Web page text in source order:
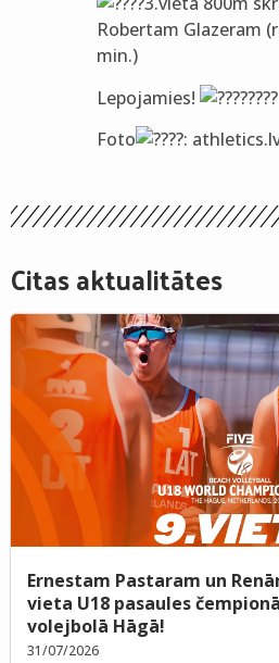
Robertam Glazeram
min.)
Lepojamies!
Foto
:
Citas aktualitātes
Ernestam Pastaram un
vieta U18 pasaules
volejbolā Hāgā!
31/07/2026